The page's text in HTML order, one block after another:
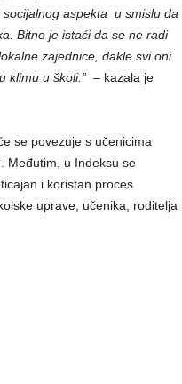
aspekta u smislu da
Bitno je istaći da se ne radi
zajednice, dakle svi oni
klimu u školi.” – kazala je
se povezuje s učenicima
Međutim, u Indeksu se
i koristan proces
uprave, učenika, roditelja